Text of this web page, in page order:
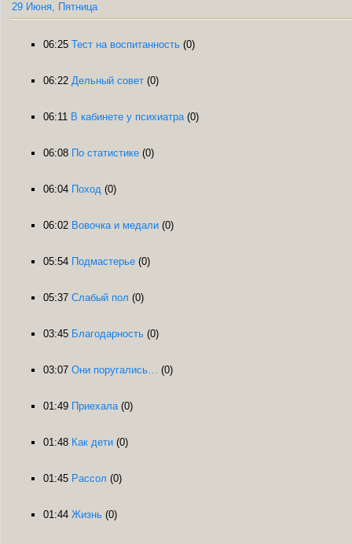
29 Июня, Пятница
06:25 Тест на воспитанность (0)
06:22 Дельный совет (0)
06:11 В кабинете у психиатра (0)
06:08 По статистике (0)
06:04 Поход (0)
06:02 Вовочка и медали (0)
05:54 Подмастерье (0)
05:37 Слабый пол (0)
03:45 Благодарность (0)
03:07 Они поругались… (0)
01:49 Приехала (0)
01:48 Как дети (0)
01:45 Рассол (0)
01:44 Жизнь (0)